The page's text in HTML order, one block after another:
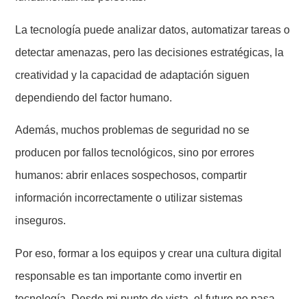
La tecnología puede analizar datos, automatizar tareas o
detectar amenazas, pero las decisiones estratégicas, la
creatividad y la capacidad de adaptación siguen
dependiendo del factor humano.
Además, muchos problemas de seguridad no se
producen por fallos tecnológicos, sino por errores
humanos: abrir enlaces sospechosos, compartir
información incorrectamente o utilizar sistemas
inseguros.
Por eso, formar a los equipos y crear una cultura digital
responsable es tan importante como invertir en